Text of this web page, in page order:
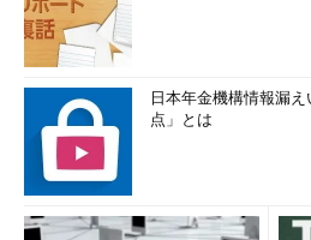
日本年金機構情報漏
点」とは